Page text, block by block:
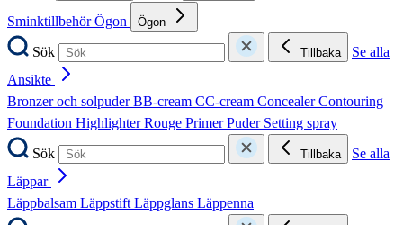
SminktillbehörÖgon Ögon
Sök Tillbaka
Se alla
Ansikte
Bronzer och solpuderBB-cream CC-cream ConcealerContouring
Foundation HighlighterRouge PrimerPuder Setting spray
Sök
Tillbaka
Se alla
Läppar
Läppbalsam LäppstiftLäppglans Läppenna